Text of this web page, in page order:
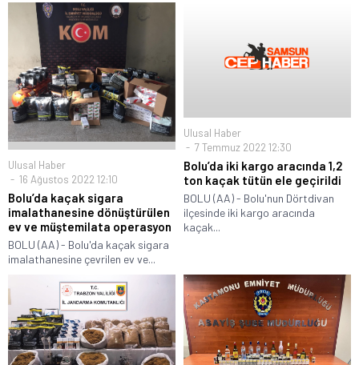
Ulusal Haber
16 Ağustos 2022 12:10
Bolu’da kaçak sigara
imalathanesine dönüştürülen
ev ve müştemilata operasyon
BOLU (AA) - Bolu'da kaçak sigara
imalathanesine çevrilen ev ve...
Ulusal Haber
7 Temmuz 2022 12:30
Bolu’da iki kargo aracında 1,2
ton kaçak tütün ele geçirildi
BOLU (AA) - Bolu'nun Dörtdivan
ilçesinde iki kargo aracında
kaçak...